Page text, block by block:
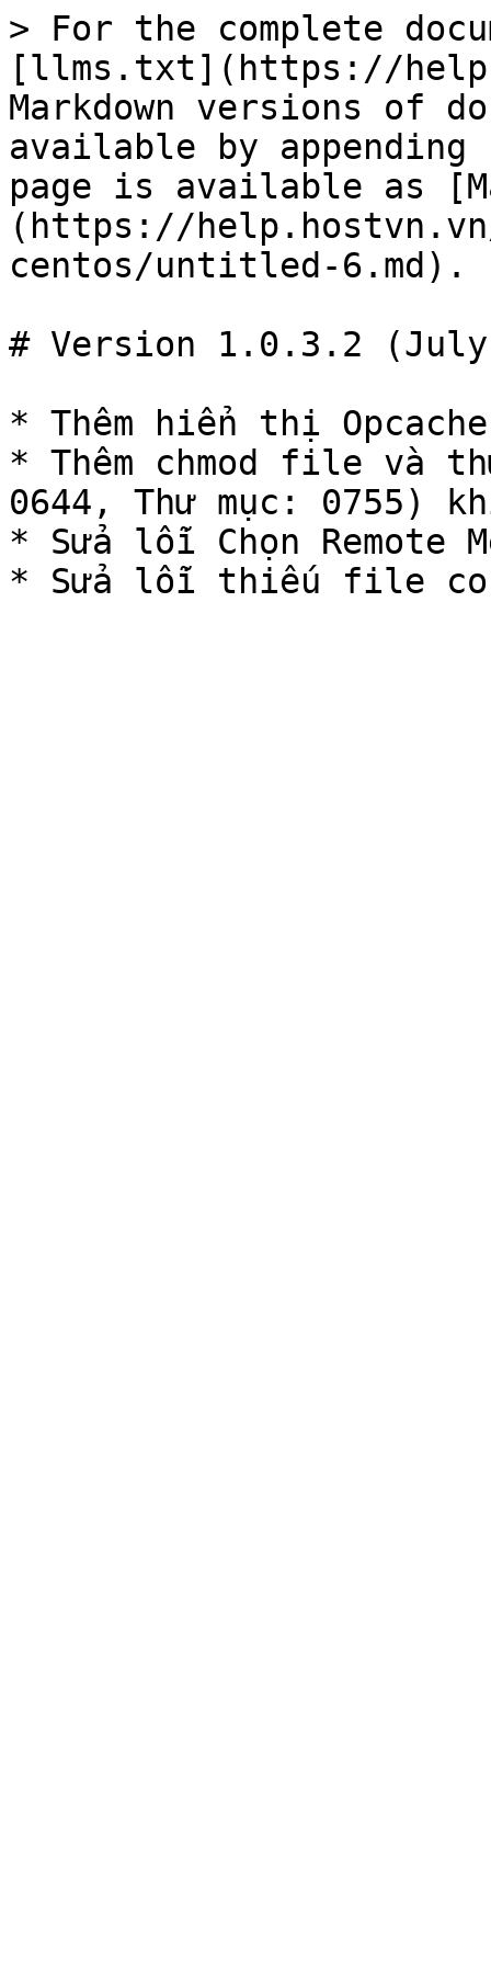
> For the complete
[llms.txt](https://
Markdown versions of
available by
page is available as
(https://
centos/untitled-6.md).
# Version 1.0.3.2
* Thêm hiển thị
* Thêm chmod file và
0644, Thư mục: 0755)
* Sửa lỗi Chọn Remote